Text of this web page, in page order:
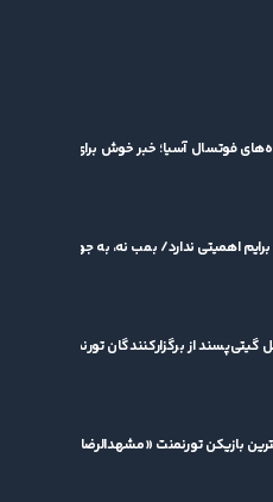
فوتسال آسیا؛ خبر خوش برای فوتسال
اهمیتی ندارد/ بمب نه، به جوان‌ها بها
از برگزارکنندگان تورنمنت
بازیکن تورنمنت «مشهدالرضا(ع)» شد